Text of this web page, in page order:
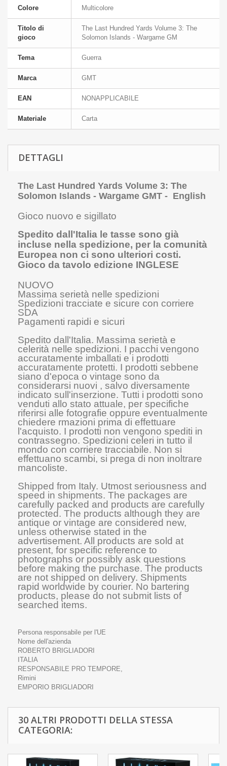
Colore Multicolore
Titolo di
gioco
The Last Hundred Yards Volume 3: The
Solomon Islands - Wargame GM
Tema Guerra
Marca GMT
EAN NONAPPLICABILE
Materiale Carta
DETTAGLI
The Last Hundred Yards Volume 3: The
Solomon Islands - Wargame GMT - English
Gioco nuovo e sigillato
Spedito dall'Italia le tasse sono già
incluse nella spedizione, per la comunità
Europea non ci sono ulteriori costi.
Gioco da tavolo edizione INGLESE
NUOVO
Massima serietà nelle spedizioni
Spedizioni tracciate e sicure con corriere
SDA
Pagamenti rapidi e sicuri
Spedito dall'Italia. Massima serietà e
celerità nelle spedizioni. I pacchi vengono
accuratamente imballati e i prodotti
accuratamente protetti. I prodotti sebbene
siano d'epoca o vintage sono da
considerarsi nuovi , salvo diversamente
indicato sull'inserzione. Tutti i prodotti sono
venduti allo stato attuale, per specifiche
riferirsi alle fotografie oppure eventualmente
chiedere rmazioni prima di effettuare
l'acquisto. I prodotti non vengono spediti in
contrassegno. Spedizioni celeri in tutto il
mondo con corriere tracciabile. Non si
effettuano scambi, si prega di non inoltrare
mancoliste.
Shipped from Italy. Utmost seriousness and
speed in shipments. The packages are
carefully packed and products are carefully
protected. The products although they are
antique or vintage are considered new,
unless otherwise stated in the
advertisement. All products are sold at
present, for specific reference to
photographs or possibly ask questions
before making the purchase. The products
are not shipped on delivery. Shipments
rapid worldwide by courier. No bartering
products, please do not submit lists of
searched items.
Persona responsabile per l'UE
Nome dell'azienda
ROBERTO BRIGLIADORI
ITALIA
RESPONSABILE PRO TEMPORE,
Rimini
EMPORIO BRIGLIADORI
30 ALTRI PRODOTTI DELLA STESSA
CATEGORIA: